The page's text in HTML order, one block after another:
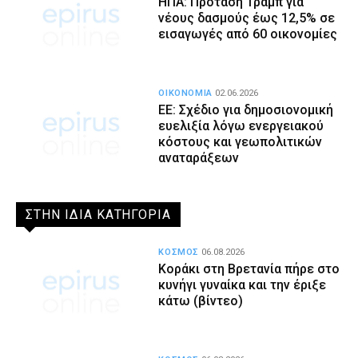
νέους δασμούς έως 12,5% σε
εισαγωγές από 60 οικονομίες
ΕΕ: Σχέδιο για δημοσιονομική
ευελιξία λόγω ενεργειακού
κόστους και γεωπολιτικών
αναταράξεων
ΟΙΚΟΝΟΜΙΑ 02.06.2026
ΣΤΗΝ ΙΔΙΑ ΚΑΤΗΓΟΡΙΑ
Κοράκι στη Βρετανία πήρε στο
κυνήγι γυναίκα και την έριξε
κάτω (βίντεο)
ΚΟΣΜΟΣ 06.08.2026